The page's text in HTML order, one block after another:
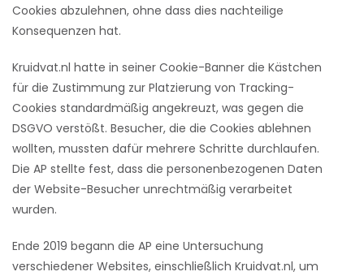
Cookies abzulehnen, ohne dass dies nachteilige
Konsequenzen hat.
Kruidvat.nl hatte in seiner Cookie-Banner die Kästchen
für die Zustimmung zur Platzierung von Tracking-
Cookies standardmäßig angekreuzt, was gegen die
DSGVO verstößt. Besucher, die die Cookies ablehnen
wollten, mussten dafür mehrere Schritte durchlaufen.
Die AP stellte fest, dass die personenbezogenen Daten
der Website-Besucher unrechtmäßig verarbeitet
wurden.
Ende 2019 begann die AP eine Untersuchung
verschiedener Websites, einschließlich Kruidvat.nl, um